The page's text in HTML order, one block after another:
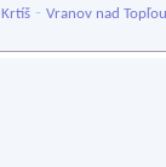
- Vranov nad Topľou